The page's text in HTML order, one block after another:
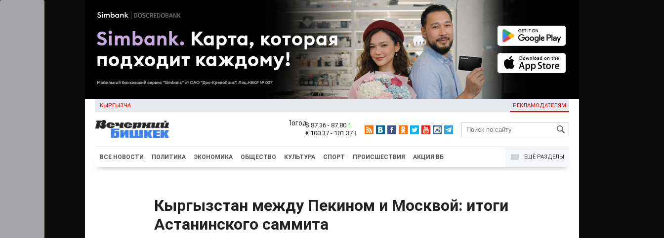
КЫРГЫЗЧА РЕКЛАМОДАТЕЛЯМ
KG
$ 87.36 - 87.80
€ 100.37 - 101.37
ВСЕ НОВОСТИ ПОЛИТИКА ЭКОНОМИКА ОБЩЕСТВО КУЛЬТУРА СПОРТ ПРОИСШЕСТВИЯ АКЦИЯ ВБ ЕЩЁ РАЗДЕЛЫ
Кыргызстан между Пекином и Москвой: итоги
Астанинского саммита